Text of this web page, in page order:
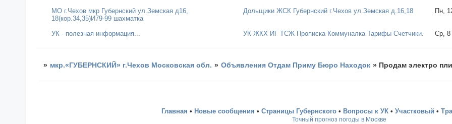
МО г.Чехов мкр Губернский ул.Земская д16,
18(кор.34,35)И79-99 шахматка
Дольщики ЖСК Губернский г.Чехов ул.Земская д.16,18 Пн,
УК - полезная информация... УК ЖКХ ИГ ТСЖ Прописка Коммуналка Тарифы Счетчики. Ср, 8
» мкр.«ГУБЕРНСКИЙ» г.Чехов Московская обл. » Объявления Отдам Приму Бюро Находок » Продам электро
Главная • Новые сообщения • Страницы Губернского • Вопросы к УК • Участковый •
Точный прогноз погоды в Москве